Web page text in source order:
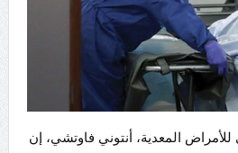
للأمراض المعدية، أنتوني فاوتشي، إن